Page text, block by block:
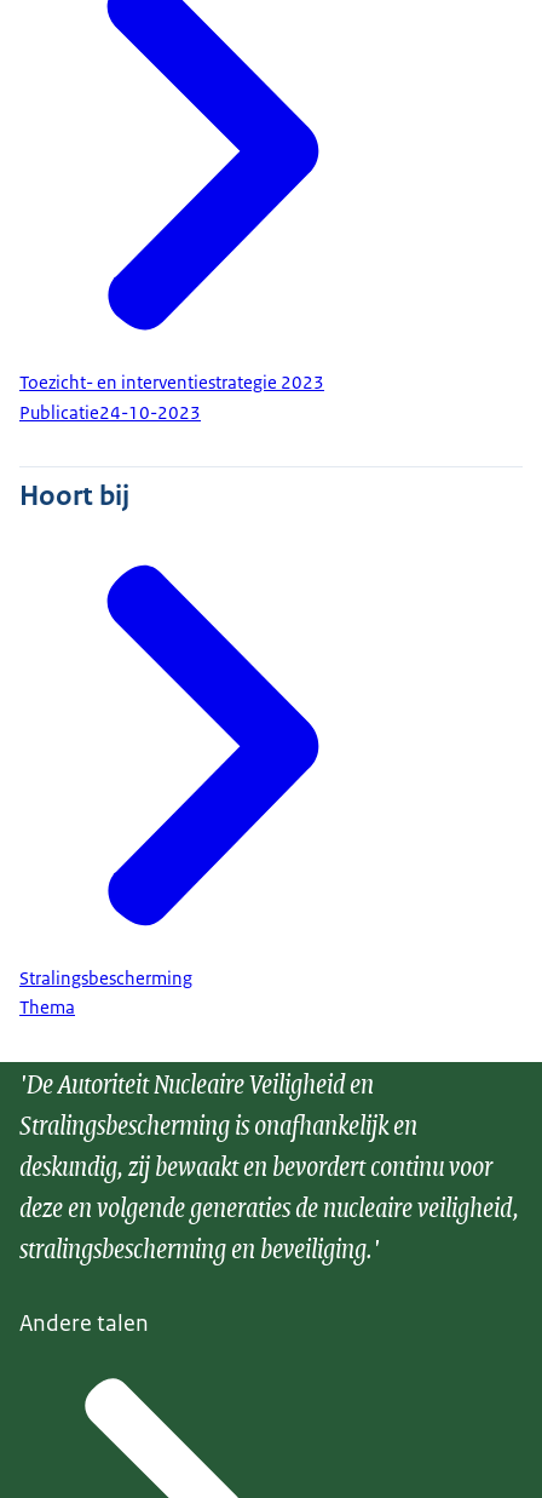
Toezicht- en interventiestrategie 2023
Publicatie24-10-2023
Hoort bij
Stralingsbescherming
Thema
'De Autoriteit Nucleaire Veiligheid en
Stralingsbescherming is onafhankelijk en
deskundig, zij bewaakt en bevordert continu voor
deze en volgende generaties de nucleaire veiligheid,
stralingsbescherming en beveiliging.'
Andere talen